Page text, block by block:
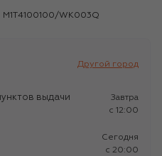
M1T4100100/WK003Q
Другой город
выдачи
Завтра
c 12:00
Сегодня
c 20:00